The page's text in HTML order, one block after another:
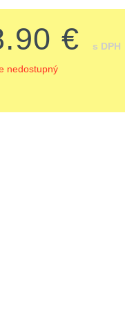
€ s DPH
nedostupný